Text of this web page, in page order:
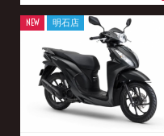
NEW 明石店